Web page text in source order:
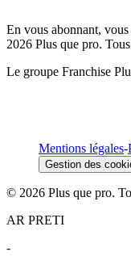
En vous abonnant,
2026 Plus que pro.
Le groupe Franchise
Mentions légales-
Gestion des
© 2026 Plus que pro.
AR PRETI
-